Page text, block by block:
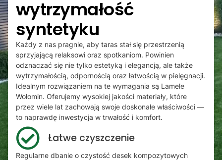
wytrzymałość
syntetyku
Każdy z nas pragnie, aby taras stał się przestrzenią
sprzyjającą relaksowi oraz spotkaniom. Powinien
odznaczać się nie tylko estetyką i elegancją, ale także
wytrzymałością, odpornością oraz łatwością w pielęgnacji.
Idealnym rozwiązaniem na te wymagania są Lamele
Wołomin. Oferujemy wysokiej jakości materiały, które
przez wiele lat zachowają swoje doskonałe właściwości —
to naprawdę inwestycja w trwałość i komfort.
Łatwe czyszczenie
Regularne dbanie o czystość desek kompozytowych